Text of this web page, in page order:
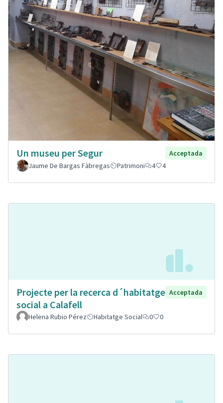
Un museu per Segur
Acceptada
Jaume De Bargas Fàbregas
Patrimoni 4 4
Projecte per la recerca d´habitatge
social a Calafell
Acceptada
Helena Rubio Pérez Habitatge Social 0 0